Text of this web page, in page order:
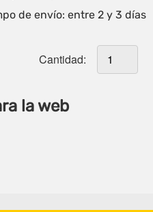
de envío: entre 2 y 3 días
Cantidad:
la web